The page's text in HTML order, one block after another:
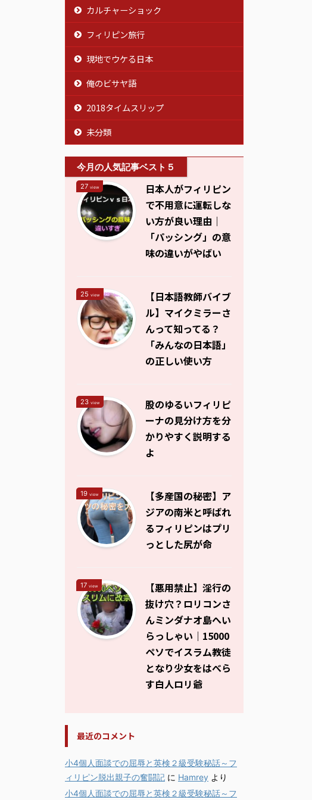
カルチャーショック
フィリピン旅行
現地でウケる日本
俺のビサヤ語
2018タイムスリップ
未分類
今月の人気記事ベスト５
27 view
日本人がフィリピン
で不用意に運転しな
い方が良い理由｜
「パッシング」の意
味の違いがやばい
25 view
【日本語教師バイブ
ル】マイクミラーさ
んって知ってる？
「みんなの日本語」
の正しい使い方
23 view
股のゆるいフィリピ
ーナの見分け方を分
かりやすく説明する
よ
19 view
【多産国の秘密】ア
ジアの南米と呼ばれ
るフィリピンはプリ
っとした尻が命
17 view
【悪用禁止】淫行の
抜け穴？ロリコンさ
んミンダナオ島へい
らっしゃい｜15000
ペソでイスラム教徒
となり少女をはべら
す白人ロリ爺
最近のコメント
小4個人面談での屈辱と英検２級受験秘話～フ
ィリピン脱出親子の奮闘記 に Hamrey より
小4個人面談での屈辱と英検２級受験秘話～フ